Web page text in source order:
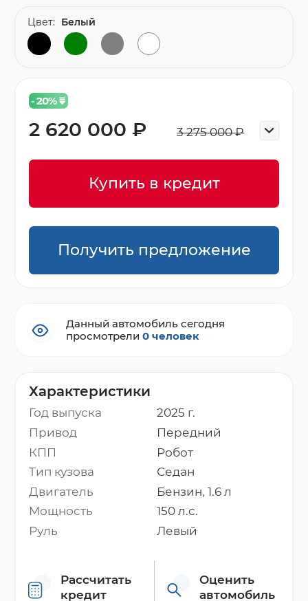
Характеристики
Год выпуска
2025 г.
Привод
Передний
КПП
Робот
Тип кузова
Седан
Двигатель
Бензин, 1.6 л
Мощность
150 л.с.
Руль
Левый
Рассчитать
кредит
Оценить
автомобиль
- 20%
3 275 000 ₽
2 620 000 ₽
Купить в кредит
Получить предложение
Цвет: Белый
Данный автомобиль сегодня
просмотрели0 человек